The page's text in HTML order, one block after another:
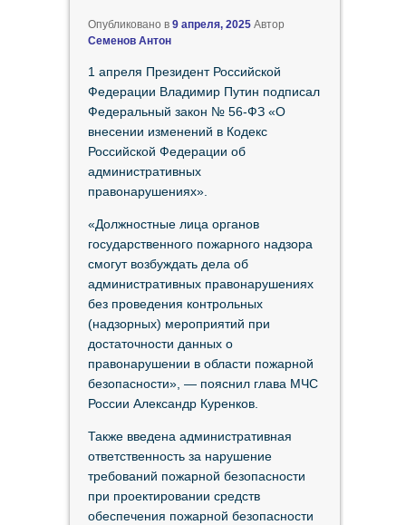
Опубликовано в 9 апреля, 2025 Автор
Семенов Антон
1 апреля Президент Российской
Федерации Владимир Путин подписал
Федеральный закон № 56-ФЗ «О
внесении изменений в Кодекс
Российской Федерации об
административных
правонарушениях».
«Должностные лица органов
государственного пожарного надзора
смогут возбуждать дела об
административных правонарушениях
без проведения контрольных
(надзорных) мероприятий при
достаточности данных о
правонарушении в области пожарной
безопасности», — пояснил глава МЧС
России Александр Куренков.
Также введена административная
ответственность за нарушение
требований пожарной безопасности
при проектировании средств
обеспечения пожарной безопасности